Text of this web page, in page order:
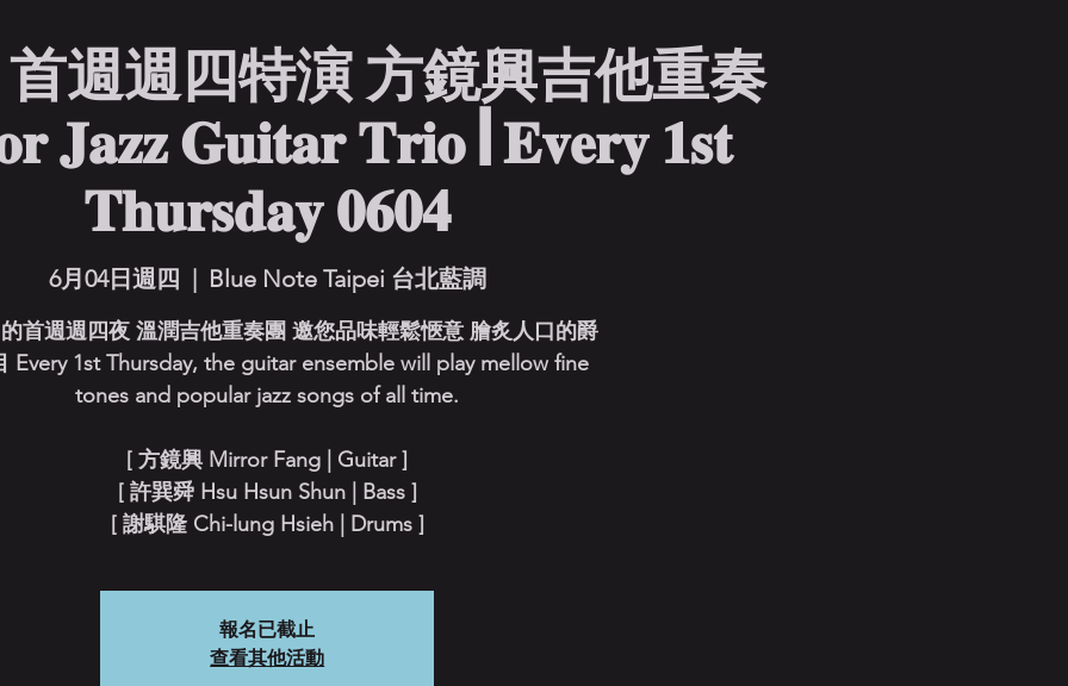
週週四特演 方鏡興吉他重奏
𝐉𝐚𝐳𝐳 𝐆𝐮𝐢𝐭𝐚𝐫 𝐓𝐫𝐢𝐨 | 𝐄𝐯𝐞𝐫𝐲 𝟏𝐬𝐭
𝐓𝐡𝐮𝐫𝐬𝐝𝐚𝐲 𝟎𝟔𝟎𝟒
6月04日週四
  |
Blue Note Taipei 台北藍調
首週週四夜 溫潤吉他重奏團 邀您品味輕鬆愜意 膾炙人口的爵
Every 1st Thursday, the guitar ensemble will play mellow fine
tones and popular jazz songs of all time.
[ 方鏡興 Mirror Fang | Guitar ]
[ 許巽舜 Hsu Hsun Shun | Bass ]
[ 謝騏隆 Chi-lung Hsieh | Drums ]
報名已截止
查看其他活動